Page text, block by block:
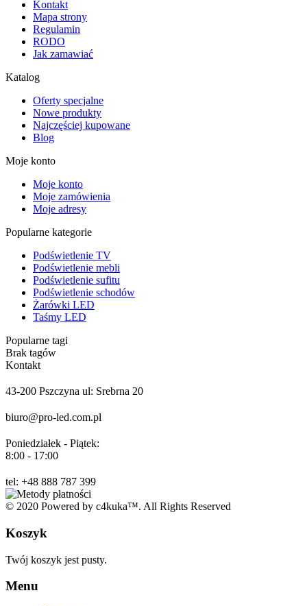
Kontakt
Mapa strony
Regulamin
RODO
Jak zamawiać
Katalog
Oferty specjalne
Nowe produkty
Najczęściej kupowane
Blog
Moje konto
Moje konto
Moje zamówienia
Moje adresy
Popularne kategorie
Podświetlenie TV
Podświetlenie mebli
Podświetlenie sufitu
Podświetlenie schodów
Żarówki LED
Taśmy LED
Popularne tagi
Brak tagów
Kontakt
43-200 Pszczyna ul: Srebrna 20
biuro@pro-led.com.pl
Poniedziałek - Piątek:
8:00 - 17:00
tel: +48 888 787 399
© 2020 Powered by c4kuka™. All Rights Reserved
Koszyk
Twój koszyk jest pusty.
Menu